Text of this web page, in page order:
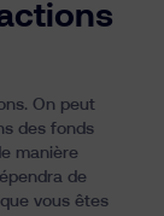
On peut
des fonds
manière
de
vous êtes